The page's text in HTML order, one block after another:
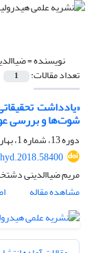
نویسنده =
تعداد مقالات: 1
«یادداشت
شوت‌ها و بررسی
دوره 13، شماره 1، بهار 1397، صفحه
مریم ضیاالدینی
مشاهده مقاله